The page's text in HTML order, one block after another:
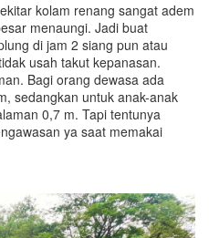
kolam renang sangat adem
menaungi. Jadi buat
di jam 2 siang pun atau
usah takut kepanasan.
Bagi orang dewasa ada
sedangkan untuk anak-anak
0,7 m. Tapi tentunya
ya saat memakai